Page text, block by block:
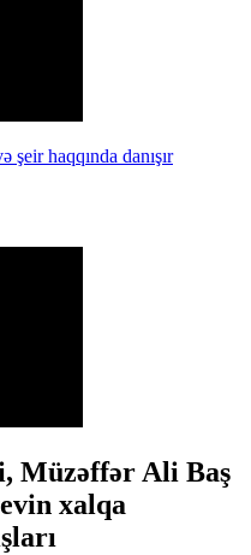
haqqında danışır
Müzəffər Ali Baş
xalqa